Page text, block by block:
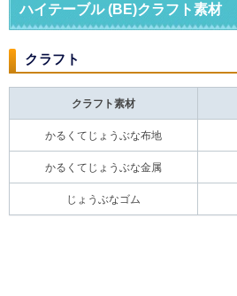
ハイテーブル (BE)クラフト素材
クラフト
クラフト素材
かるくてじょうぶな布地
かるくてじょうぶな金属
じょうぶなゴム